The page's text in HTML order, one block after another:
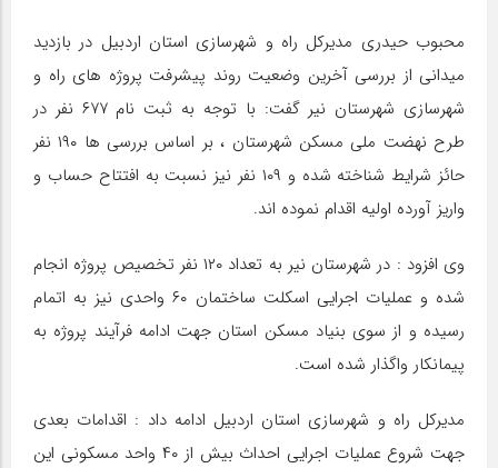
محبوب حیدری مدیرکل راه و شهرسازی استان اردبیل در بازدید
میدانی از بررسی آخرین وضعیت روند پیشرفت پروژه های راه و
شهرسازی شهرستان نیر گفت: با توجه به ثبت نام ۶۷۷ نفر در
طرح نهضت ملی مسکن شهرستان ، بر اساس بررسی ها ۱۹۰ نفر
حائز شرایط شناخته شده و ۱۰۹ نفر نیز نسبت به افتتاح حساب و
واریز آورده اولیه اقدام نموده اند.
وی افزود : در شهرستان نیر به تعداد ۱۲۰ نفر تخصیص پروژه انجام
شده و عملیات اجرایی اسکلت ساختمان ۶۰ واحدی نیز به اتمام
رسیده و از سوی بنیاد مسکن استان جهت ادامه فرآیند پروژه به
پیمانکار واگذار شده است.
مدیرکل راه و شهرسازی استان اردبیل ادامه داد : اقدامات بعدی
جهت شروع عملیات اجرایی احداث بیش از ۴۰ واحد مسکونی این